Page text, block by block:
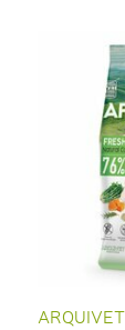
ARQUIVET